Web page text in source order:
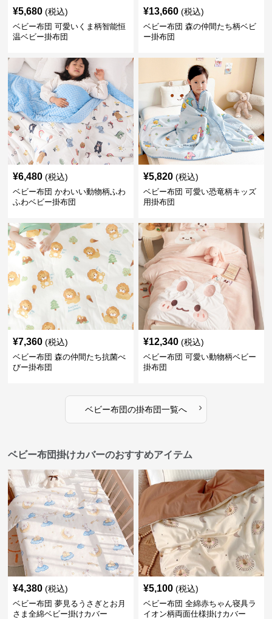
¥5,680 (税込)
ベビー布団 可愛いくま柄智能恒
温ベビー掛布団
¥13,660 (税込)
ベビー布団 森の仲間たち柄ベビ
ー掛布団
¥6,480 (税込)
ベビー布団 かわいい動物柄ふわ
ふわベビー掛布団
¥5,820 (税込)
ベビー布団 可愛い恐竜柄キッズ
用掛布団
¥7,360 (税込)
ベビー布団 森の仲間たち抗菌べ
びー掛布団
¥12,340 (税込)
ベビー布団 可愛い動物柄ベビー
掛布団
ベビー布団の掛布団一覧へ ›
ベビー布団掛けカバーのおすすめアイテム
¥4,380 (税込)
ベビー布団 夢見るうさぎとお月
さま全綿ベビー掛けカバー
¥5,100 (税込)
ベビー布団 全綿赤ちゃん寝具ラ
イオン柄両面仕様掛けカバー